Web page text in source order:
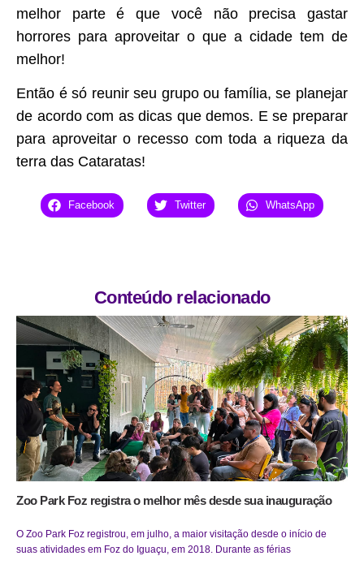
melhor parte é que você não precisa gastar
horrores para aproveitar o que a cidade tem de
melhor!
Então é só reunir seu grupo ou família, se planejar
de acordo com as dicas que demos. E se preparar
para aproveitar o recesso com toda a riqueza da
terra das Cataratas!
Facebook Twitter WhatsApp
Conteúdo relacionado
Zoo Park Foz registra o melhor mês desde sua inauguração
O Zoo Park Foz registrou, em julho, a maior visitação desde o início de
suas atividades em Foz do Iguaçu, em 2018. Durante as férias